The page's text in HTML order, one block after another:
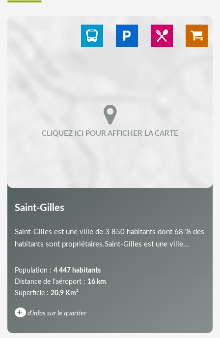
Saint-Gilles
Saint-Gilles est une ville de 3 850 habitants dont 68 % des
habitants sont propriétaires.Saint-Gilles est une ville...
Population : 4 447 habitants
Distance de l'aéroport : 16 km
Superficie : 20,9 Km²
+ d'infos sur le quartier